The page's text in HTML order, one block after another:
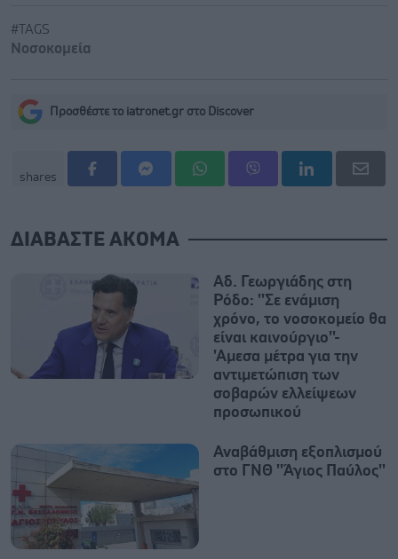
#TAGS
Νοσοκομεία
Προσθέστε το iatronet.gr στο Discover
shares
ΔΙΑΒΑΣΤΕ ΑΚΟΜΑ
Αδ. Γεωργιάδης στη
Ρόδο: ''Σε ενάμιση
χρόνο, το νοσοκομείο θα
είναι καινούργιο''-
'Αμεσα μέτρα για την
αντιμετώπιση των
σοβαρών ελλείψεων
προσωπικού
Αναβάθμιση εξοπλισμού
στο ΓΝΘ ''Άγιος Παύλος''